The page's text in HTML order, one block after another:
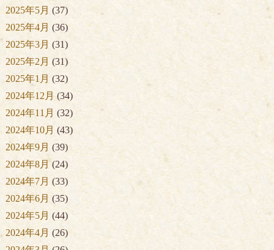
2025年5月 (37)
2025年4月 (36)
2025年3月 (31)
2025年2月 (31)
2025年1月 (32)
2024年12月 (34)
2024年11月 (32)
2024年10月 (43)
2024年9月 (39)
2024年8月 (24)
2024年7月 (33)
2024年6月 (35)
2024年5月 (44)
2024年4月 (26)